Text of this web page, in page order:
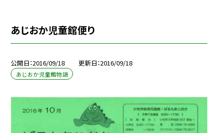
あじおか児童館便り
公開日 2016/09/18 更新日 2016/09/18
あじおか児童館物語